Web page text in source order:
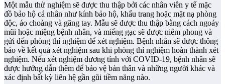
Một mẫu thử nghiệm sẽ được thu thập bởi các nhân viên y tế mặc
đồ bảo hộ cá nhân như kính bảo hộ, khẩu trang hoặc mặt nạ phòng
độc, áo choàng và găng tay. Mẫu sẽ được thu thập bằng cách ngoáy
mũi hoặc miệng bệnh nhân, và miếng gạc sẽ được niêm phong và
gửi đến phòng thí nghiệm để xét nghiệm. Bệnh nhân sẽ được thông
báo về kết quả xét nghiệm sau khi phòng thí nghiệm hoàn thành xét
nghiệm. Nếu xét nghiệm dương tính với COVID-19, bệnh nhân sẽ
được hướng dẫn thêm để bảo vệ bản thân và những người khác và
xác định bất kỳ liên hệ gần gũi tiềm năng nào.